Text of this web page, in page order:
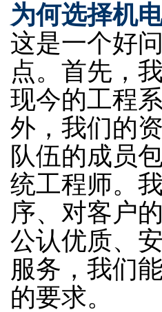
为何选择机
这是一个好
点。首先，
现今的工程
外，我们的
队伍的成员
统工程师。
序、对客户
公认优质、
服务，我们
的要求。